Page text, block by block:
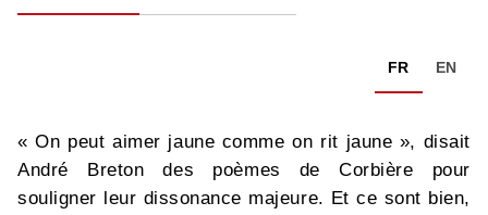
FR EN
« On peut aimer jaune comme on rit jaune », disait
André Breton des poèmes de Corbière pour
souligner leur dissonance majeure. Et ce sont bien,